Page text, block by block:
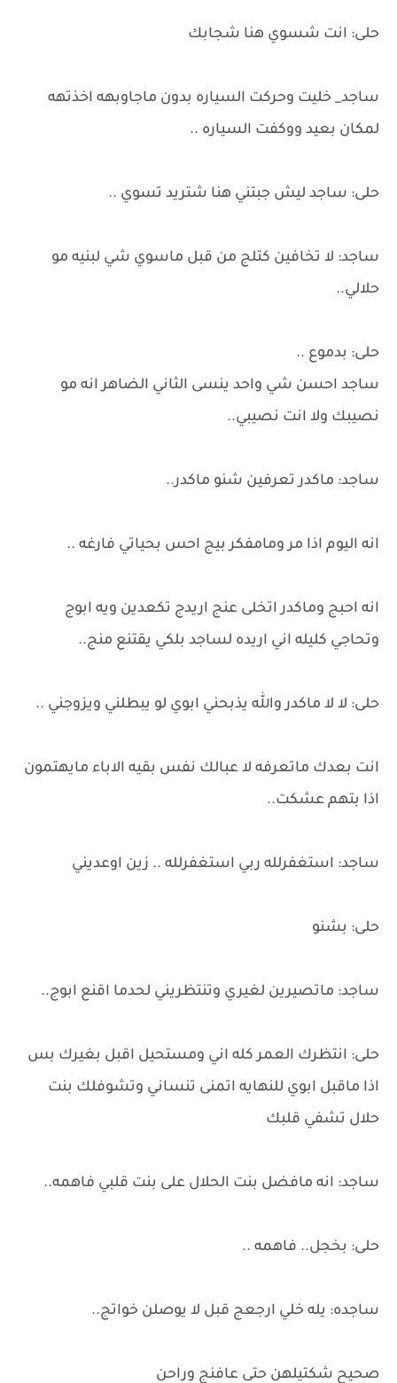
حلى: انت شسوي هنا شجابك
ساجد_ خليت وحركت السياره بدون ماجاوبهه اخذتهه
لمكان بعيد ووكفت السياره ..
حلى: ساجد ليش جبتني هنا شتريد تسوي ..
ساجد: لا تخافين كتلج من قبل ماسوي شي لبنيه مو
حلالي..
حلى: بدموع ..
ساجد احسن شي واحد ينسى الثاني الضاهر انه مو
نصيبك ولا انت نصيبي..
ساجد: ماكدر تعرفين شنو ماكدر..
انه اليوم اذا مر ومامفكر بيج احس بحياتي فارغه ..
انه احبج وماكدر اتخلى عنج اريدج تكعدين ويه ابوج
وتحاجي كليله اني اريده لساجد بلكي يقتنع منج..
حلى: لا لا ماكدر والله يذبحني ابوي لو يبطلني ويزوجني ..
انت بعدك ماتعرفه لا عبالك نفس بقيه الاباء مايهتمون
اذا بتهم عشكت..
ساجد: استغفرلله ربي استغفرلله .. زين اوعديني
حلى: بشنو
ساجد: ماتصيرين لغيري وتنتظريني لحدما اقنع ابوج..
حلى: انتظرك العمر كله اني ومستحيل اقبل بغيرك بس
اذا ماقبل ابوي للنهايه اتمنى تنساني وتشوفلك بنت
حلال تشفي قلبك
ساجد: انه مافضل بنت الحلال على بنت قلبي فاهمه..
حلى: بخجل.. فاهمه ..
ساجده: يله خلي ارجعج قبل لا يوصلن خواتج..
صحيح شكتيلهن حتى عافنج وراحن